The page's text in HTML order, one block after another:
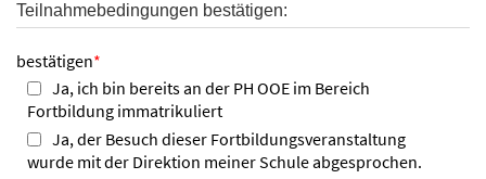
Teilnahmebedingungen bestätigen:
bestätigen*
Ja, ich bin bereits an der PH OOE im Bereich
Fortbildung immatrikuliert
Ja, der Besuch dieser Fortbildungsveranstaltung
wurde mit der Direktion meiner Schule abgesprochen.